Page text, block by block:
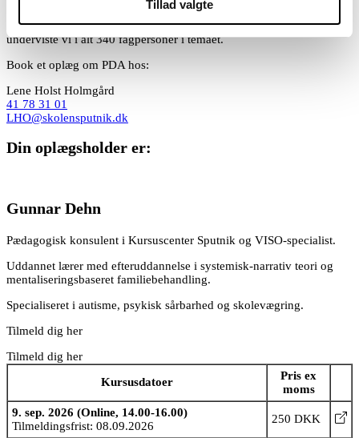
Tillad valgte
Vi holder løbende kurser i kravundgående adfærd og PDA. I 2024
underviste vi i alt 340 fagpersoner i temaet.
Book et oplæg om PDA hos:
Lene Holst Holmgård
41 78 31 01
LHO@skolensputnik.dk
Din oplægsholder er:
Gunnar Dehn
Pædagogisk konsulent i Kursuscenter Sputnik og VISO-specialist.
Uddannet lærer med efteruddannelse i systemisk-narrativ teori og
mentaliseringsbaseret familiebehandling.
Specialiseret i autisme, psykisk sårbarhed og skolevægring.
Tilmeld dig her
Tilmeld dig her
Kursusdatoer
Pris ex
moms
9. sep. 2026 (Online, 14.00-16.00)
Tilmeldingsfrist: 08.09.2026
250 DKK